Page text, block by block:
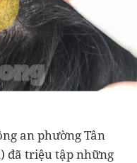
an phường Tân
đã triệu tập những